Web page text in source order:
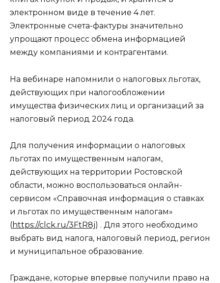
электронном виде в течение 4 лет.
Электронные счета-фактуры значительно
упрощают процесс обмена информацией
между компаниями и контрагентами.
На вебинаре напомнили о налоговых льготах,
действующих при налогообложении
имущества физических лиц и организаций за
налоговый период 2024 года.
Для получения информации о налоговых
льготах по имущественным налогам,
действующих на территории Ростовской
области, можно воспользоваться онлайн-
сервисом «Справочная информация о ставках
и льготах по имущественным налогам»
(https://clck.ru/3FtR8j) . Для этого необходимо
выбрать вид налога, налоговый период, регион
и муниципальное образование.
Граждане, которые впервые получили право на